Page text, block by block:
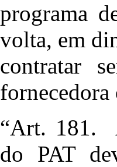
programa
volta, em
contratar
“Art. 181.
do PAT